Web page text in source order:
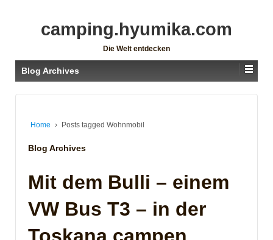
camping.hyumika.com
Die Welt entdecken
Blog Archives
Home › Posts tagged Wohnmobil
Blog Archives
Mit dem Bulli – einem
VW Bus T3 – in der
Toskana campen